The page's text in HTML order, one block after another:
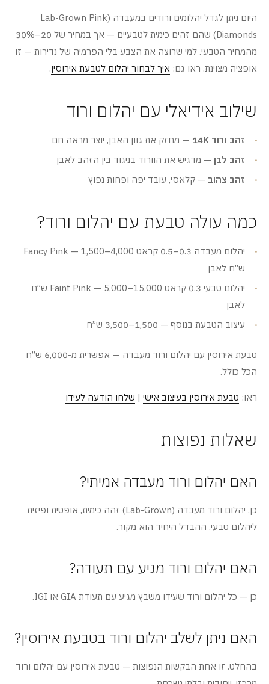
היום ניתן לגדל יהלומים ורודים במעבדה (Lab-Grown Pink
Diamonds) שהם זהים כימית לטבעיים — אך במחיר של 20–30%
מהמחיר הטבעי. למי שרוצה את הצבע בלי הפרמיה של נדירות — זו
אופציה מצוינת. ראו גם: איך לבחור יהלום לטבעת אירוסין.
שילוב אידיאלי עם יהלום ורוד
זהב ורוד 14K
— מחזק את גוון האבן, יוצר מראה חם
זהב לבן — מדגיש את הוורוד בניגוד בין הזהב לאבן
זהב צהוב — קלאסי, עובד יפה ופחות נפוץ
כמה עולה טבעת עם יהלום ורוד?
יהלום מעבדה 0.3–0.5 קראט Fancy Pink — 1,500–4,000
ש”ח לאבן
יהלום טבעי 0.3 קראט Faint Pink — 5,000–15,000 ש”ח
לאבן
עיצוב הטבעת בנוסף — 1,500–3,500 ש”ח
טבעת אירוסין עם יהלום ורוד מעבדה — אפשרית מ-6,000 ש”ח
הכל כולל.
ראו: טבעת אירוסין בעיצוב אישי | שלחו הודעה לעידו
שאלות נפוצות
האם יהלום ורוד מעבדה אמיתי?
כן. יהלום ורוד מעבדה (Lab-Grown) זהה כימית, אופטית ופיזית
ליהלום טבעי. ההבדל היחיד הוא מקור.
האם יהלום ורוד מגיע עם תעודה?
כן — כל יהלום ורוד שעידו משבץ מגיע עם תעודת GIA או IGI.
האם ניתן לשלב יהלום ורוד בטבעת אירוסין?
בהחלט. זו אחת הבקשות הנפוצות — טבעת אירוסין עם יהלום ורוד